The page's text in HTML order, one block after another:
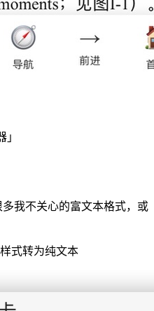
我不关心的富文本格式，或
式转为纯文本